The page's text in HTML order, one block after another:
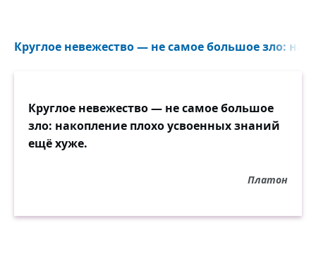
Круглое невежество — не самое большое зло:
Круглое невежество — не самое большое
зло: накопление плохо усвоенных знаний
ещё хуже.
Платон